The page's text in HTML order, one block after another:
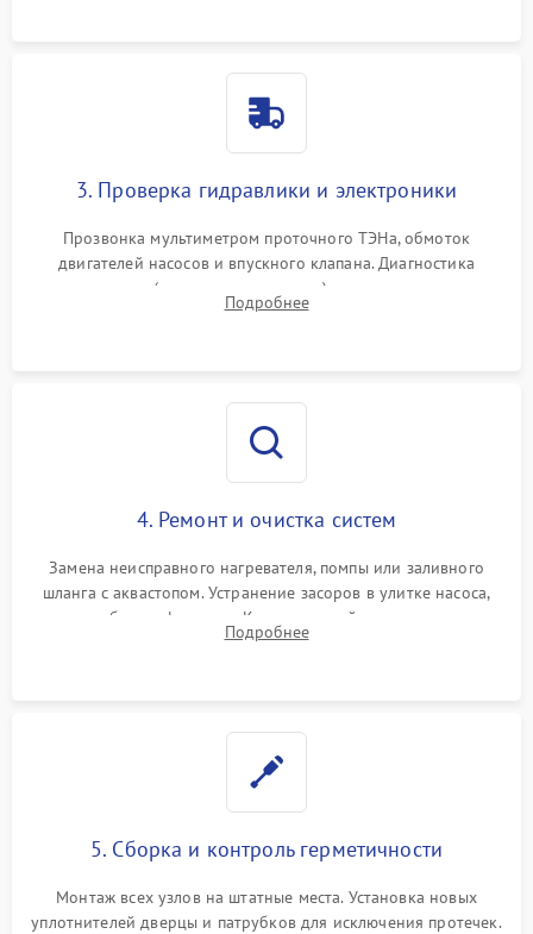
3. Проверка гидравлики и электроники
Прозвонка мультиметром проточного ТЭНа, обмоток
двигателей насосов и впускного клапана. Диагностика
прессостата (датчика уровня воды), датчика мутности,
концевика дверцы и электронного модуля управления.
Подробнее
4. Ремонт и очистка систем
Замена неисправного нагревателя, помпы или заливного
шланга с аквастопом. Устранение засоров в улитке насоса,
патрубках и фильтрах. Компонентный ремонт платы
управления, восстановление поврежденной проводки.
Подробнее
5. Сборка и контроль герметичности
Монтаж всех узлов на штатные места. Установка новых
уплотнителей дверцы и патрубков для исключения протечек.